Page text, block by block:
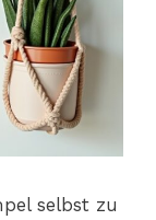
selbst zu